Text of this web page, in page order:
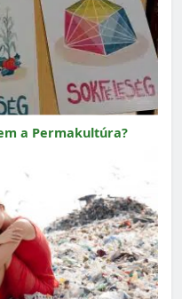
a Permakultúra?